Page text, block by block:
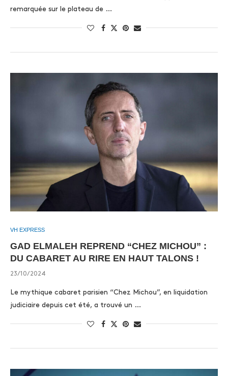
remarquée sur le plateau de …
VH EXPRESS
GAD ELMALEH REPREND “CHEZ MICHOU” :
DU CABARET AU RIRE EN HAUT TALONS !
23/10/2024
Le mythique cabaret parisien “Chez Michou”, en liquidation
judiciaire depuis cet été, a trouvé un …